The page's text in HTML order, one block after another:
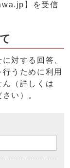
】を受信
対する回答、
うために利用
（詳しくは
い）。